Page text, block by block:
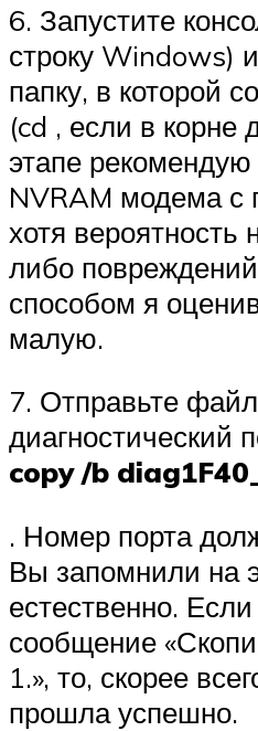
6. Запустите
строку Windows)
папку, в которой
(cd , если в корне
этапе рекомендую
NVRAM модема
хотя вероятность
либо
способом я
малую.
7. Отправьте
диагностический
copy /b
. Номер порта
Вы запомнили на
естественно.
сообщение
1.», то, скорее
прошла успешно.